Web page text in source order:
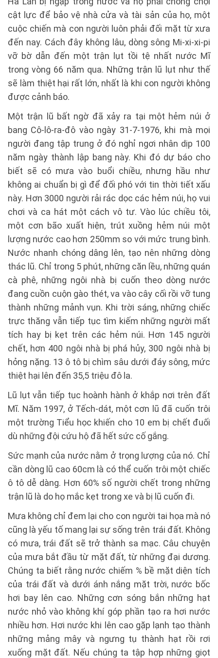
cật lực để bảo vệ nhà cửa và tài sản của họ, một
cuộc chiến mà con người luôn phải đối mặt từ xưa
đến nay. Cách đây không lâu, dòng sông Mi-xi-xi-pi
vỡ bờ dẫn đến một trận lụt tồi tệ nhất nước Mĩ
trong vòng 66 năm qua. Những trận lũ lụt như thế
sẽ làm thiệt hại rất lớn, nhất là khi con người không
được cảnh báo.
Một trận lũ bất ngờ đã xảy ra tại một hẻm núi ở
bang Cô-lô-ra-đô vào ngày 31-7-1976, khi mà mọi
người đang tập trung ở đó nghỉ ngơi nhân dịp 100
năm ngày thành lập bang này. Khi đó dự báo cho
biết sẽ có mưa vào buổi chiều, nhưng hầu như
không ai chuẩn bị gì để đối phó với tin thời tiết xấu
này. Hơn 3000 người rải rác dọc các hẻm núi, họ vui
chơi và ca hát một cách vô tư. Vào lúc chiều tôi,
một cơn bão xuất hiện, trút xuồng hẻm núi một
lượng nước cao hơn 250mm so với mức trung bình.
Nước nhanh chóng dâng lên, tạo nên những dòng
thác lũ. Chỉ trong 5 phút, những căn lều, những quán
cà phê, những ngôi nhà bị cuốn theo dòng nước
đang cuồn cuộn gào thét, va vào cây cối rồi vỡ tung
thành những mảnh vụn. Khi trời sáng, những chiếc
trực thăng vẫn tiếp tục tìm kiếm những người mất
tích hay bị kẹt trên các hẻm núi. Hơn 145 người
chết, hơn 400 ngôi nhà bị phá hủy, 300 ngôi nhà bị
hỏng nặng. 13 ô tô bị chìm sâu dưới đáy sông, mức
thiệt hại lên đến 35,5 triệu đô la.
Lũ lụt vẫn tiếp tục hoành hành ở khắp nơi trên đất
Mĩ. Năm 1997, ở Tếch-dát, một cơn lũ đã cuốn trôi
một trường Tiểu học khiến cho 10 em bị chết đuối
dù những đội cứu hộ đã hết sức cố gắng.
Sức mạnh của nước nằm ở trọng lượng của nó. Chỉ
cần dòng lũ cao 60cm là có thể cuốn trôi một chiếc
ô tô dễ dàng. Hơn 60% số người chết trong những
trận lũ là do họ mắc kẹt trong xe và bị lũ cuốn đi.
Mưa không chỉ đem lại cho con người tai họa mà nó
cũng là yếu tố mang lại sự sống trên trái đất. Không
có mưa, trái đất sẽ trở thành sa mạc. Câu chuyện
của mưa bắt đầu từ mặt đất, từ những đại dương.
Chúng ta biết rằng nước chiếm % bề mặt diện tích
của trái đất và dưới ánh nắng mặt trời, nước bốc
hơi bay lên cao. Những cơn sóng bắn những hạt
nước nhỏ vào không khí góp phần tạo ra hơi nước
nhiều hơn. Hơi nước khi lên cao gặp lạnh tạo thành
những mảng mây và ngưng tụ thành hạt rồi rơi
xuống mặt đất. Nếu chúng ta tập hợp những giọt